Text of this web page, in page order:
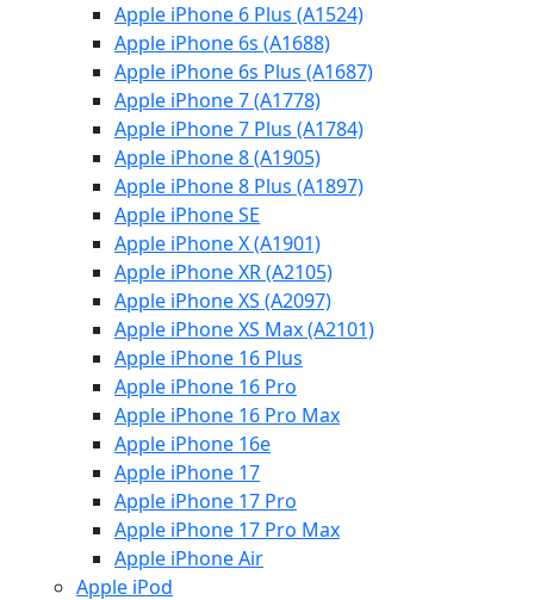
Apple iPhone 6 Plus (A1524)
Apple iPhone 6s (A1688)
Apple iPhone 6s Plus (A1687)
Apple iPhone 7 (A1778)
Apple iPhone 7 Plus (A1784)
Apple iPhone 8 (A1905)
Apple iPhone 8 Plus (A1897)
Apple iPhone SE
Apple iPhone X (A1901)
Apple iPhone XR (A2105)
Apple iPhone XS (A2097)
Apple iPhone XS Max (A2101)
Apple iPhone 16 Plus
Apple iPhone 16 Pro
Apple iPhone 16 Pro Max
Apple iPhone 16e
Apple iPhone 17
Apple iPhone 17 Pro
Apple iPhone 17 Pro Max
Apple iPhone Air
Apple iPod